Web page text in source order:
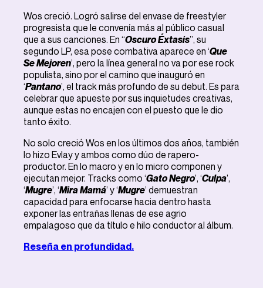
Wos creció. Logró salirse del envase de freestyler
progresista que le convenía más al público casual
que a sus canciones. En “Oscuro Éxtasis”, su
segundo LP, esa pose combativa aparece en ‘Que
Se Mejoren’, pero la línea general no va por ese rock
populista, sino por el camino que inauguró en
‘Pantano’, el track más profundo de su debut. Es para
celebrar que apueste por sus inquietudes creativas,
aunque estas no encajen con el puesto que le dio
tanto éxito.
No solo creció Wos en los últimos dos años, también
lo hizo Evlay y ambos como dúo de rapero-
productor. En lo macro y en lo micro componen y
ejecutan mejor. Tracks como ‘Gato Negro’, ‘Culpa’,
‘Mugre’, ‘Mira Mamá’ y ‘Mugre’ demuestran
capacidad para enfocarse hacia dentro hasta
exponer las entrañas llenas de ese agrio
empalagoso que da título e hilo conductor al álbum.
Reseña en profundidad.